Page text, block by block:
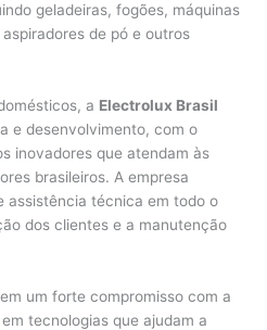
geladeiras, fogões, máquinas
de pó e outros
a Electrolux Brasil
e desenvolvimento, com o
inovadores que atendam às
brasileiros. A empresa
assistência técnica em todo o
dos clientes e a manutenção
um forte compromisso com a
tecnologias que ajudam a